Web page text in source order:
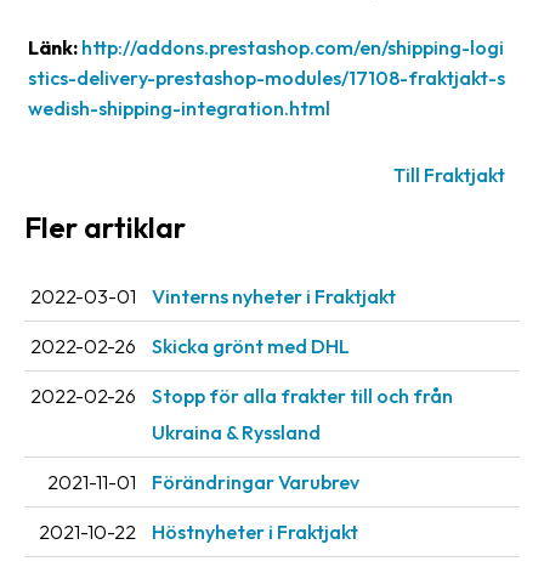
Nyhetsarkiv
Kontakta
oss
Allmänna
Integritet
Förbjudet
och
Länk: http://addons.prestashop.com/en/shipping-logi
stics-delivery-prestashop-modules/17108-fraktjakt-s
wedish-shipping-integration.html
Till Fraktjakt
Fler artiklar
2022-03-01 Vinterns nyheter i Fraktjakt
2022-02-26 Skicka grönt med DHL
2022-02-26
Stopp för alla frakter till och från
Ukraina & Ryssland
2021-11-01 Förändringar Varubrev
2021-10-22 Höstnyheter i Fraktjakt